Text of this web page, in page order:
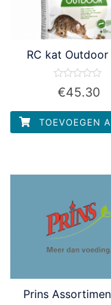
RC kat
Waardering
0
5
€45.30
TOEVOEGEN
Prins